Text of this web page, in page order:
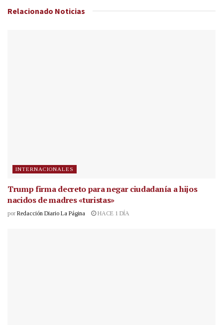
Relacionado Noticias
INTERNACIONALES
Trump firma decreto para negar ciudadanía a hijos
nacidos de madres «turistas»
por Redacción Diario La Página HACE 1 DÍA